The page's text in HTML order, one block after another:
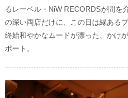
るレーベル・NiW RECORDSが間を
の深い両店だけに、この日は縁ある
終始和やかなムードが漂った、かけ
ポート。